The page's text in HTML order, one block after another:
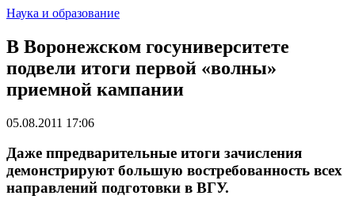
Наука и образование
В Воронежском госуниверситете
подвели итоги первой «волны»
приемной кампании
05.08.2011 17:06
Даже ппредварительные итоги зачисления
демонстрируют большую востребованность всех
направлений подготовки в ВГУ.